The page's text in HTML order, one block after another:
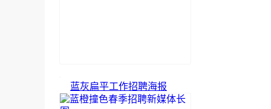
蓝灰扁平工作招聘海报